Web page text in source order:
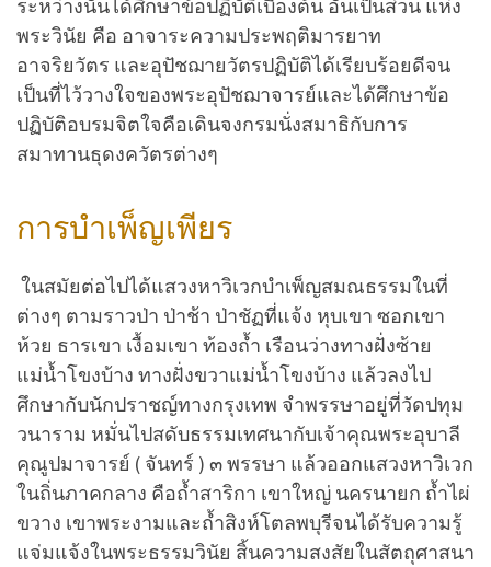
ระหว่างนั้นได้ศึกษาข้อปฏิบัติเบื้องต้น อันเป็นส่วน แห่ง
พระวินัย คือ อาจาระความประพฤติมารยาท
อาจริยวัตร และอุปัชฌายวัตรปฏิบัติได้เรียบร้อยดีจน
เป็นที่ไว้วางใจของพระอุปัชฌาจารย์และได้ศึกษาข้อ
ปฏิบัติอบรมจิตใจคือเดินจงกรมนั่งสมาธิกับการ
สมาทานธุดงควัตรต่างๆ
การบำเพ็ญเพียร
ในสมัยต่อไปได้แสวงหาวิเวกบำเพ็ญสมณธรรมในที่
ต่างๆ ตามราวป่า ป่าช้า ป่าชัฏที่แจ้ง หุบเขา ซอกเขา
ห้วย ธารเขา เงื้อมเขา ท้องถ้ำ เรือนว่างทางฝั่งซ้าย
แม่น้ำโขงบ้าง ทางฝั่งขวาแม่น้ำโขงบ้าง แล้วลงไป
ศึกษากับนักปราชญ์ทางกรุงเทพ จำพรรษาอยู่ที่วัดปทุม
วนาราม หมั่นไปสดับธรรมเทศนากับเจ้าคุณพระอุบาลี
คุณูปมาจารย์ ( จันทร์ ) ๓ พรรษา แล้วออกแสวงหาวิเวก
ในถิ่นภาคกลาง คือถ้ำสาริกา เขาใหญ่ นครนายก ถ้ำไผ่
ขวาง เขาพระงามและถ้ำสิงห์โตลพบุรีจนได้รับความรู้
แจ่มแจ้งในพระธรรมวินัย สิ้นความสงสัยในสัตถุศาสนา